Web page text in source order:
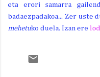
eta erori samarra
badaezpadakoa... Zer uste
mehetuko duela. Izan ere